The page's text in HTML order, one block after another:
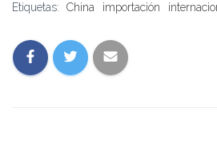
Etiquetas: China importación